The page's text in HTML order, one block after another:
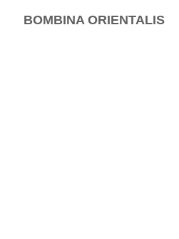
BOMBINA ORIENTALIS